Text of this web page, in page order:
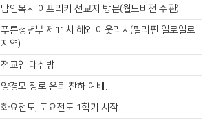
담임목사 아프리카 선교지 방문(월드비전 주관)
푸른청년부 제11차 해외 아웃리치(필리핀 일로일로
지역)
전교인 대심방
양경모 장로 은퇴 찬하 예배.
화요전도, 토요전도 1학기 시작